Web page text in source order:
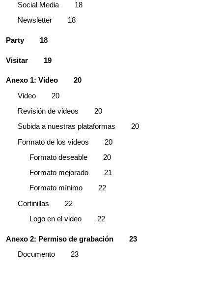
Social Media
18
Newsletter
18
Party 18
Visitar 19
Anexo 1: Video
20
Video
20
Revisión de videos
20
Subida a nuestras plataformas
20
Formato de los videos
20
Formato deseable
20
Formato mejorado
21
Formato mínimo
22
Cortinillas
22
Logo en el video
22
Anexo 2: Permiso de grabación
23
Documento
23